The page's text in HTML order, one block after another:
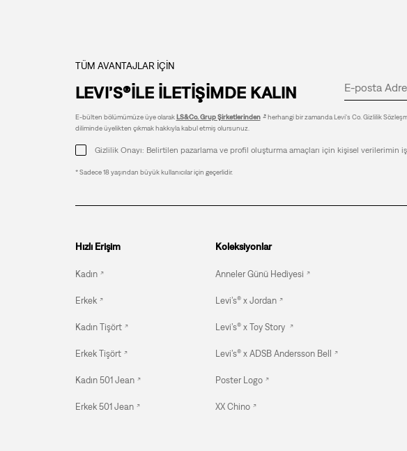
TÜM AVANTAJLAR İÇİN
LEVI’S®İLE İLETİŞİMDE KALIN
E-bülten bölümümüze üye olarakLS&Co. Grup Şirketlerinden
herhangi bir zamanda Levi's Co. Gizlilik
diliminde üyelikten çıkmak hakkıyla kabul etmiş olursunuz.
Gizlilik Onayı: Belirtilen pazarlama ve profil oluşturma amaçları için kişisel verilerimin
* Sadece 18 yaşından büyük kullanıcılar için geçerlidir.
Hızlı Erişim
Kadın
Erkek
Kadın Tişört
Erkek Tişört
Kadın 501 Jean
Erkek 501 Jean
Koleksiyonlar
Anneler Günü Hediyesi
Levi’s® x Jordan
Levi’s® x Toy Story
Levi’s® x ADSB Andersson Bell
Poster Logo
XX Chino